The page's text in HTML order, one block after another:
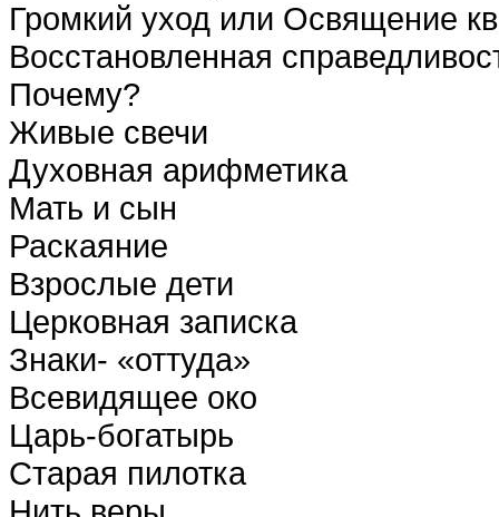
Громкий уход или Освящение
Восстановленная
Почему?
Живые свечи
Духовная арифметика
Мать и сын
Раскаяние
Взрослые дети
Церковная записка
Знаки- «оттуда»
Всевидящее око
Царь-богатырь
Старая пилотка